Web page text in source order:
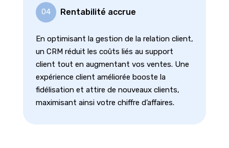
04 Rentabilité accrue
En optimisant la gestion de la relation client,
un CRM réduit les coûts liés au support
client tout en augmentant vos ventes. Une
expérience client améliorée booste la
fidélisation et attire de nouveaux clients,
maximisant ainsi votre chiffre d’affaires.